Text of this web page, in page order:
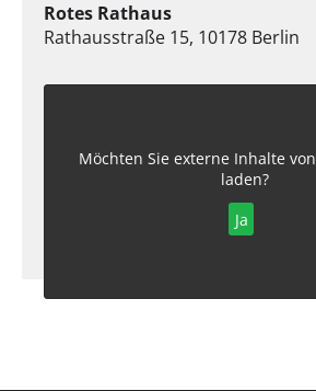
Rotes Rathaus
Rathausstraße 15, 10178 Berlin
Möchten Sie externe Inhalte von
laden?
Ja